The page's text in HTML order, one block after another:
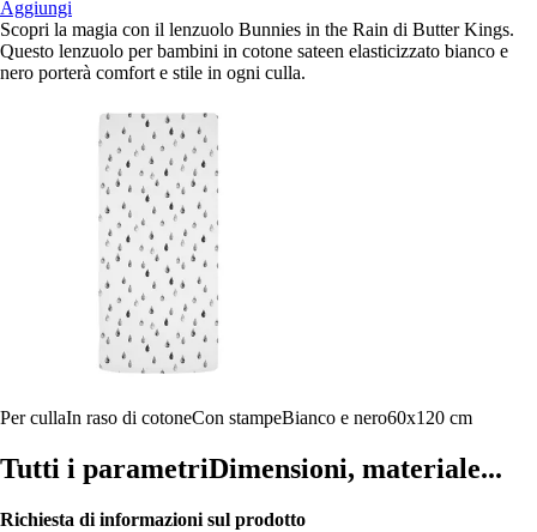
Aggiungi
Scopri la magia con il lenzuolo Bunnies in the Rain di Butter Kings.
Questo lenzuolo per bambini in cotone sateen elasticizzato bianco e
nero porterà comfort e stile in ogni culla.
Per cullaIn raso di cotoneCon stampeBianco e nero60x120 cm
Tutti i parametriDimensioni, materiale...
Richiesta di informazioni sul prodotto